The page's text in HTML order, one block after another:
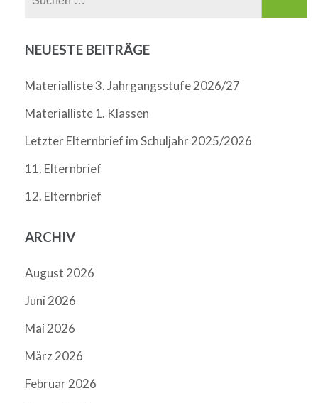
NEUESTE BEITRÄGE
Materialliste 3. Jahrgangsstufe 2026/27
Materialliste 1. Klassen
Letzter Elternbrief im Schuljahr 2025/2026
11. Elternbrief
12. Elternbrief
ARCHIV
August 2026
Juni 2026
Mai 2026
März 2026
Februar 2026